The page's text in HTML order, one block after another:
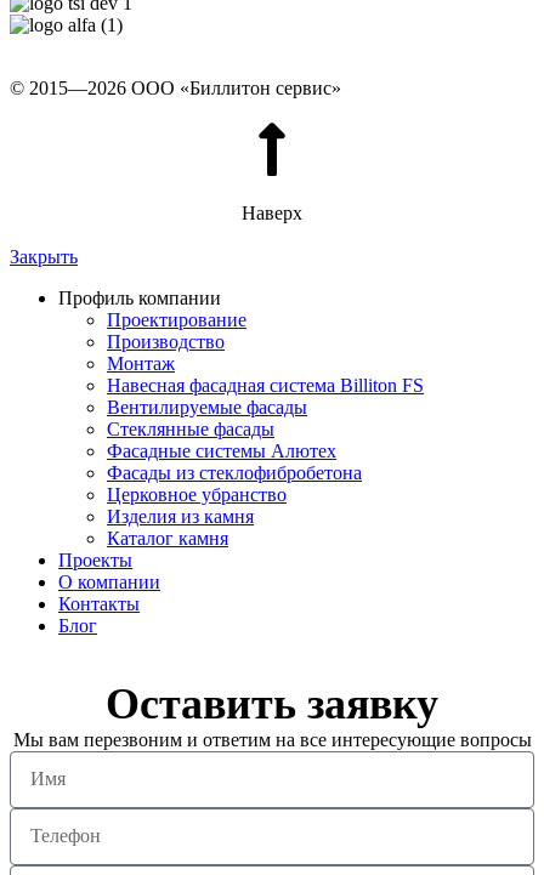
© 2015—2026 ООО «Биллитон сервис»
Наверх
Закрыть
Профиль компании
Проектирование
Производство
Монтаж
Навесная фасадная система Billiton FS
Вентилируемые фасады
Стеклянные фасады
Фасадные системы Алютех
Фасады из стеклофибробетона
Церковное убранство
Изделия из камня
Каталог камня
Проекты
О компании
Контакты
Блог
Оставить заявку
Мы вам перезвоним и ответим на все интересующие вопросы